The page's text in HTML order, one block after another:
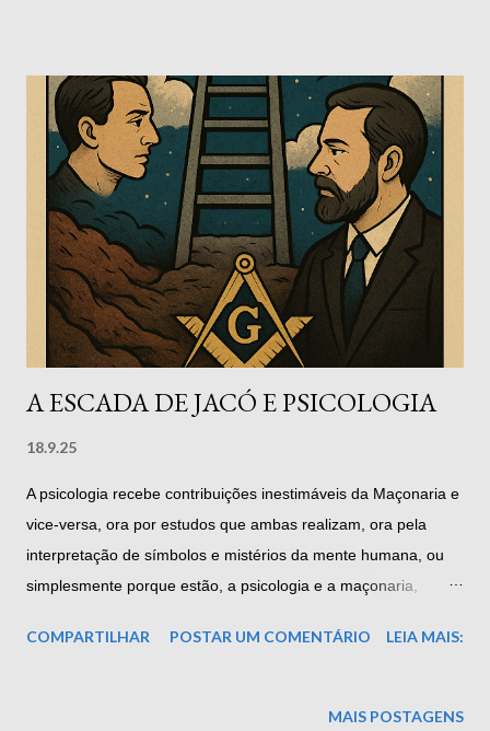
sombra como se fosse um erro a ser corrigido. Ela é, antes,
um movimento de consciência: o esforço constante e corajoso
de reconhecer, integrar e transcender as partes de nós que
resistimos em ver. Nesse sentido, a jornada do iniciado não é
uma fuga da sombra, mas um retorno a ela - com lucidez,
presença e humildade. Na tradição esotérica e simbólica, Luz
e trevas não são opostos excludentes, mas polaridades
complementares de um mesmo processo de
autoconhecimen...
A ESCADA DE JACÓ E PSICOLOGIA
18.9.25
A psicologia recebe contribuições inestimáveis da Maçonaria e
vice-versa, ora por estudos que ambas realizam, ora pela
interpretação de símbolos e mistérios da mente humana, ou
simplesmente porque estão, a psicologia e a maçonaria,
da sociedade exemplar. Uma excelente amostra desta mútua
contidos na “ideia” da Escada de Jacó. Mais importante ainda
COMPARTILHAR POSTAR UM COMENTÁRIO LEIA MAIS:
MAIS POSTAGENS